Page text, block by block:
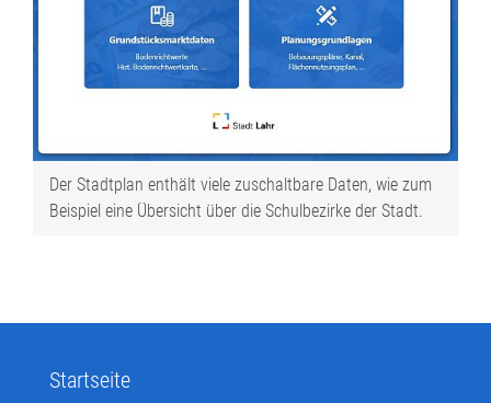
Der Stadtplan enthält viele zuschaltbare Daten, wie zum
Beispiel eine Übersicht über die Schulbezirke der Stadt.
Startseite